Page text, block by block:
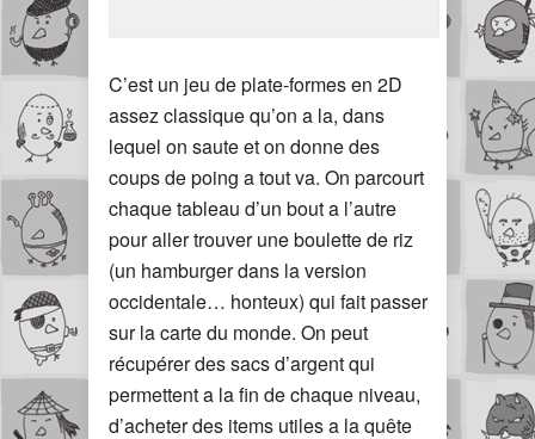
C’est un jeu de plate-formes en 2D
assez classique qu’on a la, dans
lequel on saute et on donne des
coups de poing a tout va. On parcourt
chaque tableau d’un bout a l’autre
pour aller trouver une boulette de riz
(un hamburger dans la version
occidentale… honteux) qui fait passer
sur la carte du monde. On peut
récupérer des sacs d’argent qui
permettent a la fin de chaque niveau,
d’acheter des items utiles a la quête